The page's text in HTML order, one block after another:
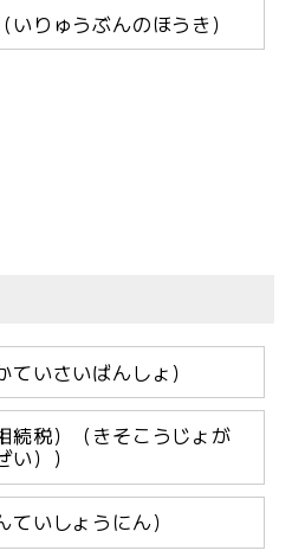
いりゅうぶんのほうき）
いさいばんしょ）
続税）（きそこうじょが
））
いしょうにん）